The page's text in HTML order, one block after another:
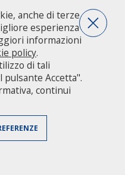
1 - 20122 Milano - centralino
|Obiettivi di accessibilità
anche di terze
esperienza
informazioni
policy.
di tali
Accetta".
continui